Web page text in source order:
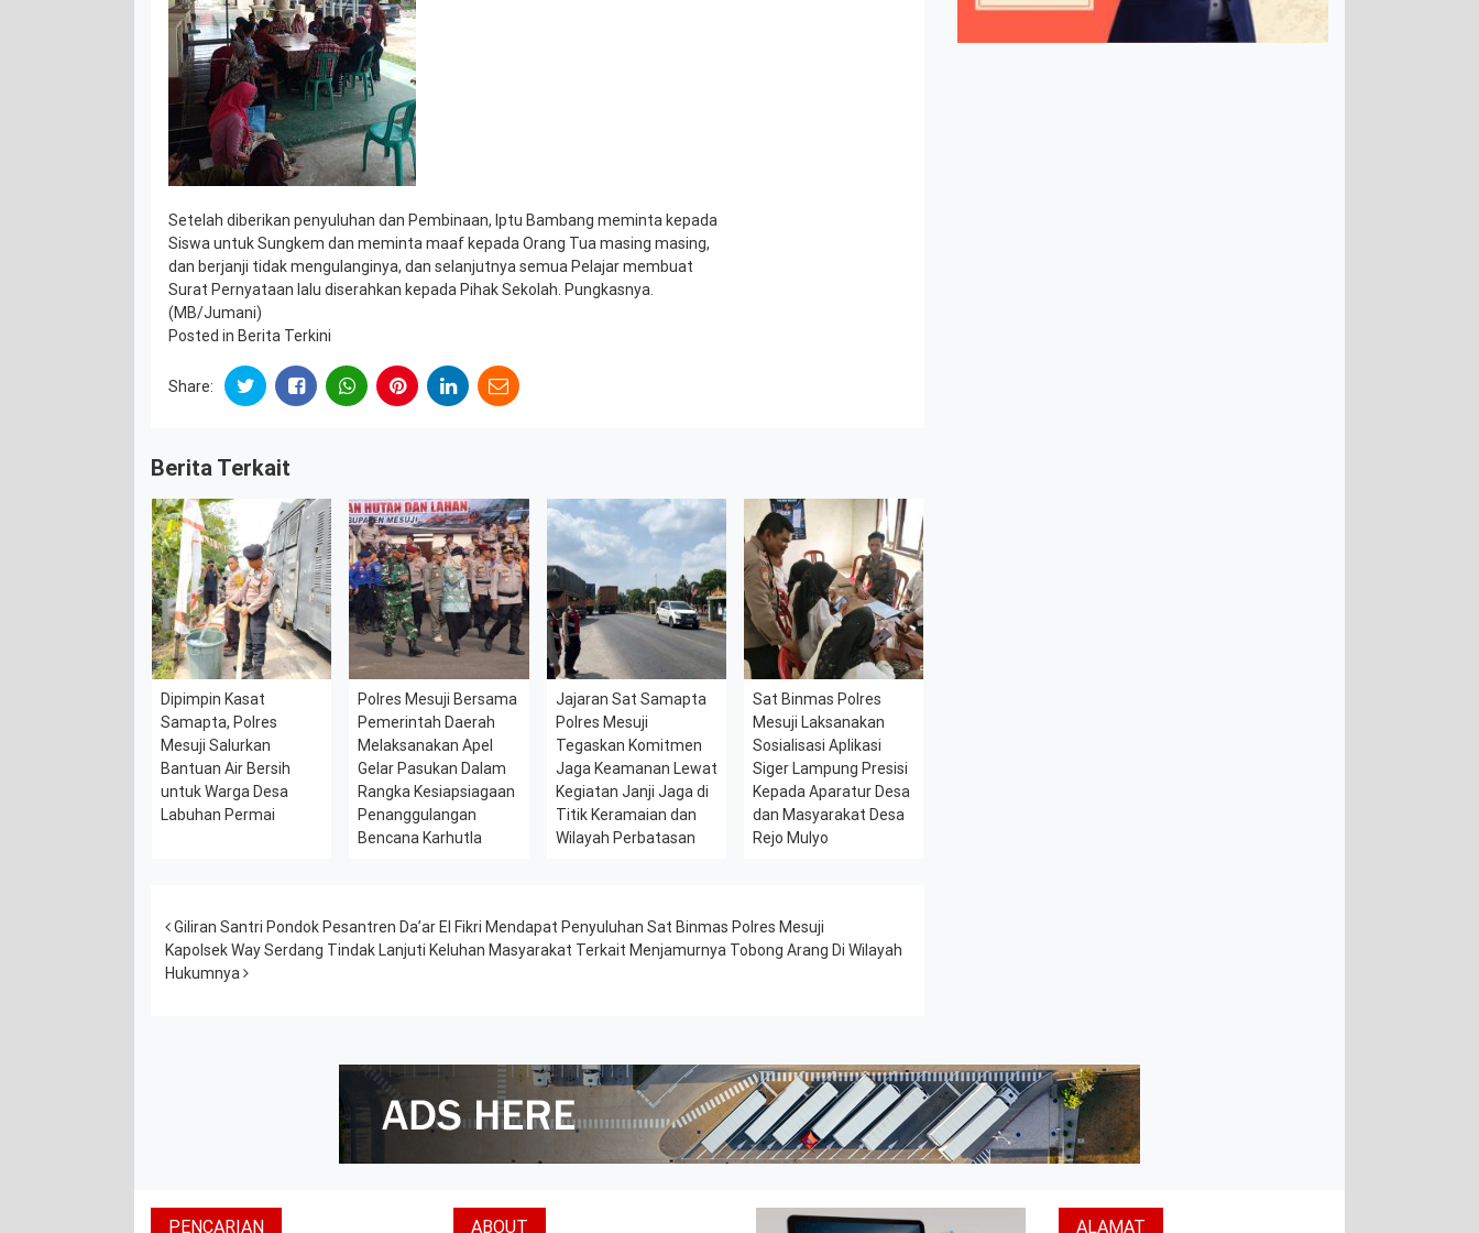
Setelah diberikan penyuluhan dan Pembinaan, Iptu Bambang meminta kepada
Siswa untuk Sungkem dan meminta maaf kepada Orang Tua masing masing,
dan berjanji tidak mengulanginya, dan selanjutnya semua Pelajar membuat
Surat Pernyataan lalu diserahkan kepada Pihak Sekolah. Pungkasnya.
(MB/Jumani)
Posted in Berita Terkini
Share:
Berita Terkait
Dipimpin Kasat
Samapta, Polres
Mesuji Salurkan
Bantuan Air Bersih
untuk Warga Desa
Labuhan Permai
Polres Mesuji Bersama
Pemerintah Daerah
Melaksanakan Apel
Gelar Pasukan Dalam
Rangka Kesiapsiagaan
Penanggulangan
Bencana Karhutla
Jajaran Sat Samapta
Polres Mesuji
Tegaskan Komitmen
Jaga Keamanan Lewat
Kegiatan Janji Jaga di
Titik Keramaian dan
Wilayah Perbatasan
Sat Binmas Polres
Mesuji Laksanakan
Sosialisasi Aplikasi
Siger Lampung Presisi
Kepada Aparatur Desa
dan Masyarakat Desa
Rejo Mulyo
Post navigation
Giliran Santri Pondok Pesantren Da’ar El Fikri Mendapat Penyuluhan Sat Binmas Polres Mesuji
Kapolsek Way Serdang Tindak Lanjuti Keluhan Masyarakat Terkait Menjamurnya Tobong Arang Di Wilayah
Hukumnya
PENCARIAN ABOUT ALAMAT